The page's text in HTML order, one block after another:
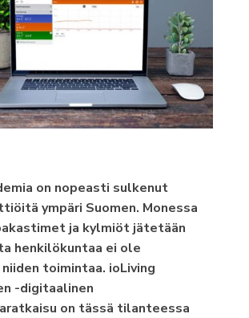
on nopeasti sulkenut
ympäri Suomen. Monessa
ja kylmiöt jätetään
henkilökuntaa ei ole
toimintaa. ioLiving
-digitaalinen
on tässä tilanteessa